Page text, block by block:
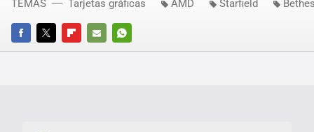
FACEBOOKTWITTERFLIPBOARD
E-
WHATSAPP
TEMAS Tarjetas gráficas AMD Starfield